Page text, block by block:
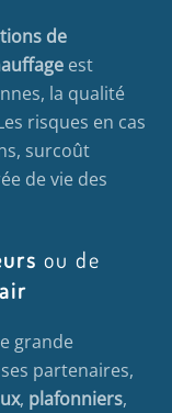
de
est
la qualité
risques en cas
surcoût
de vie des
ou de
grande
partenaires,
, plafonniers,